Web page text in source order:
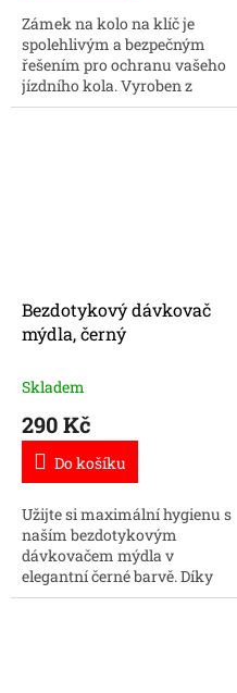
Zámek na kolo na klíč je
spolehlivým a bezpečným
řešením pro ochranu vašeho
jízdního kola. Vyroben z
odolných materiálů, dodává
Bezdotykový dávkovač
mýdla, černý
Skladem
290 Kč
Do košíku
Užijte si maximální hygienu s
naším bezdotykovým
dávkovačem mýdla v
elegantní černé barvě. Díky
automatickému senzoru je